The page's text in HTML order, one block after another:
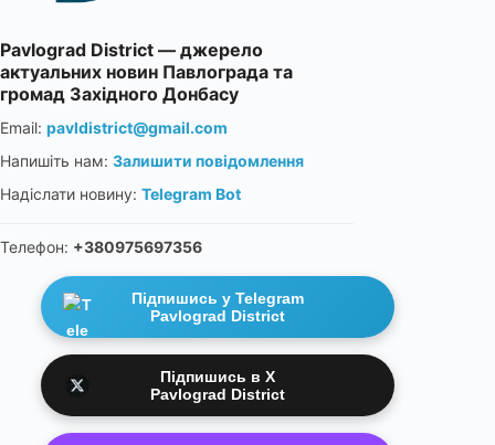
Pavlograd District — джерело
актуальних новин Павлограда та
громад Західного Донбасу
Email: pavldistrict@gmail.com
Напишіть нам: Залишити повідомлення
Надіслати новину: Telegram Bot
Телефон: +380975697356
Підпишись у Telegram
Pavlograd District
Підпишись в X
Pavlograd District